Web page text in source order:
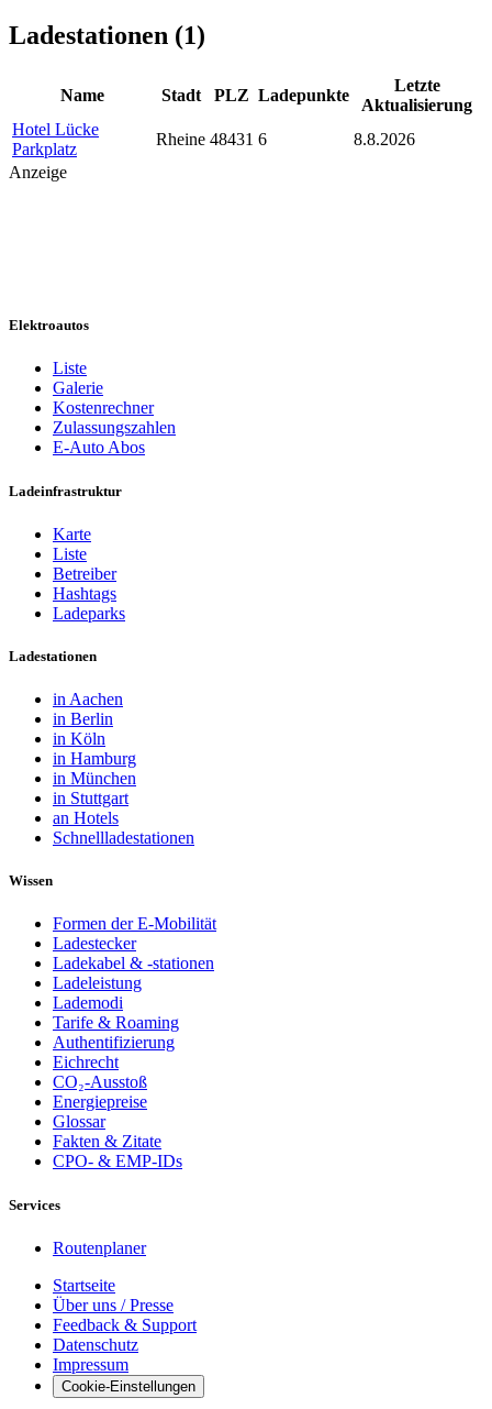
Ladestationen (1)
Name Stadt PLZ Ladepunkte
Letzte
Aktualisierung
Hotel Lücke
Parkplatz
Rheine 48431 6
8.8.2026
Anzeige
Elektroautos
Liste
Galerie
Kostenrechner
Zulassungszahlen
E-Auto Abos
Ladeinfrastruktur
Karte
Liste
Betreiber
Hashtags
Ladeparks
Ladestationen
in Aachen
in Berlin
in Köln
in Hamburg
in München
in Stuttgart
an Hotels
Schnellladestationen
Wissen
Formen der E-Mobilität
Ladestecker
Ladekabel & -stationen
Ladeleistung
Lademodi
Tarife & Roaming
Authentifizierung
Eichrecht
CO₂-Ausstoß
Energiepreise
Glossar
Fakten & Zitate
CPO- & EMP-IDs
Services
Routenplaner
Startseite
Über uns / Presse
Feedback & Support
Datenschutz
Impressum
Cookie-Einstellungen